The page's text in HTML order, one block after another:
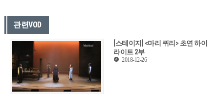
관련VOD
[스테이지] <마리 퀴리> 초연 하이
라이트 2부
2018-12-26